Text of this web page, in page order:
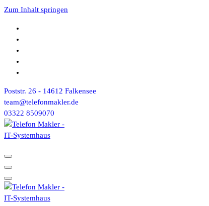
Zum Inhalt springen
Poststr. 26 - 14612 Falkensee
team@telefonmakler.de
03322 8509070